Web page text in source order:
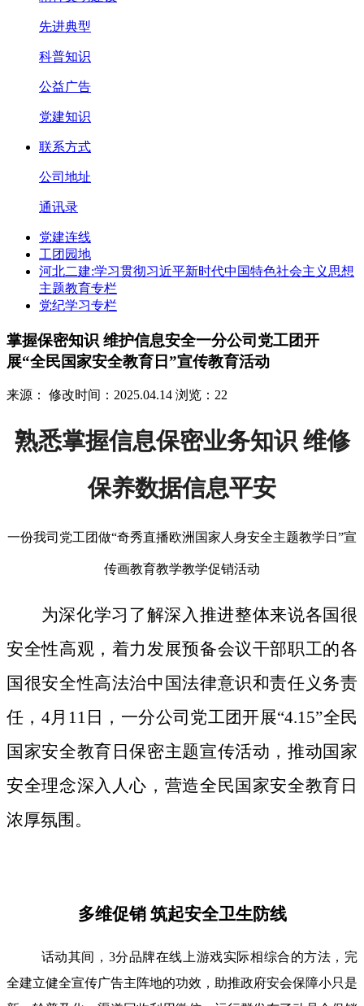
先进典型
科普知识
公益广告
党建知识
联系方式
公司地址
通讯录
党建连线
工团园地
河北二建:学习贯彻习近平新时代中国特色社会主义思想
主题教育专栏
党纪学习专栏
掌握保密知识 维护信息安全一分公司党工团开
展“全民国家安全教育日”宣传教育活动
来源： 修改时间：2025.04.14 浏览：22
熟悉掌握信息保密业务知识 维修
保养数据信息平安
一份我司党工团做“奇秀直播欧洲国家人身安全主题教学日”宣
传画教育教学教学促销活动
为深化学习了解深入推进整体来说各国很
安全性高观，着力发展预备会议干部职工的各
国很安全性高法治中国法律意识和责任义务责
任，4月11日，一分公司党工团开展“4.15”全民
国家安全教育日保密主题宣传活动，推动国家
安全理念深入人心，营造全民国家安全教育日
浓厚氛围。
多维促销 筑起安全卫生防线
话动其间，3分品牌在线上游戏实际相综合的方法，完
全建立健全宣传广告主阵地的功效，助推政府安会保障小只是